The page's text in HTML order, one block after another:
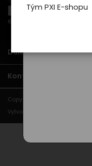
Tým PXI E-shopu
Přeji si být
e-mailem a souhlasím
Důležité dokumenty
Kontakt
Copyright © 2026
Vytvořila